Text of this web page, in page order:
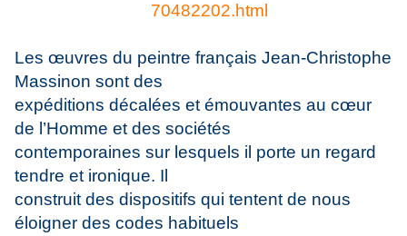
70482202.html
Les œuvres du peintre français Jean-Christophe
Massinon sont des
expéditions décalées et émouvantes au cœur
de l’Homme et des sociétés
contemporaines sur lesquels il porte un regard
tendre et ironique. Il
construit des dispositifs qui tentent de nous
éloigner des codes habituels